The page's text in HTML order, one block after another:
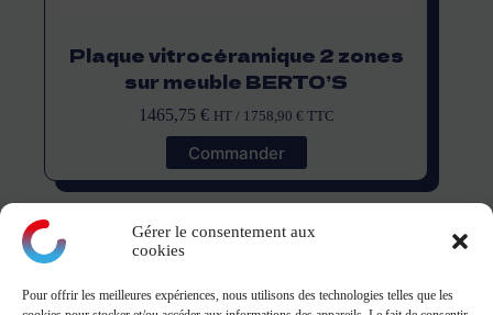
Gérer le consentement aux
cookies
Pour offrir les meilleures expériences, nous utilisons des technologies telles que les
Plaque vitrocéramique 2 zones
sur meuble BERTO’S
1465,75 € HT / 1758,90 € TTC
Commander
montagne